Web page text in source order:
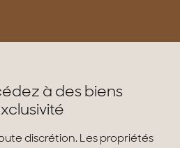
à des biens
discrétion. Les propriétés